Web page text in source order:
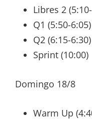
Libres 2
Q1 (5:50-6:05)
Q2 (6:15-6:30)
Sprint (10:00)
Domingo 18/8
Warm Up